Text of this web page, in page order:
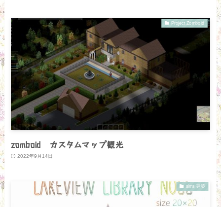
Project Zomboid
zomboid カスタムマップ観光
2022年9月14日
sims 建築